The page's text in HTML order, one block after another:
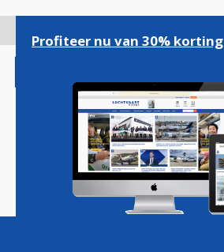
gaan
Magazine Podcasts
Profiteer nu van 30% korting